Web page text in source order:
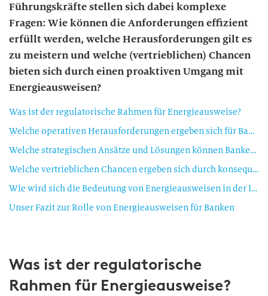
Führungskräfte stellen sich dabei komplexe
Fragen: Wie können die Anforderungen effizient
erfüllt werden, welche Herausforderungen gilt es
zu meistern und welche (vertrieblichen) Chancen
bieten sich durch einen proaktiven Umgang mit
Energieausweisen?
Was ist der regulatorische Rahmen für Energieausweise?
Welche operativen Herausforderungen ergeben sich für Banken?
Welche strategischen Ansätze und Lösungen können Banken nutzen?
Welche vertrieblichen Chancen ergeben sich durch konsequente Datenerfassung?
Wie wird sich die Bedeutung von Energieausweisen in der Immobilienfinanzierung zukünftig entwickeln?
Unser Fazit zur Rolle von Energieausweisen für Banken
Was ist der regulatorische
Rahmen für Energieausweise?